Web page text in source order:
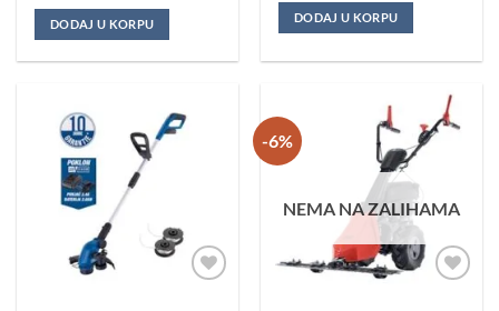
DODAJ U KORPU
DODAJ U KORPU
-6%
NEMA NA ZALIHAMA